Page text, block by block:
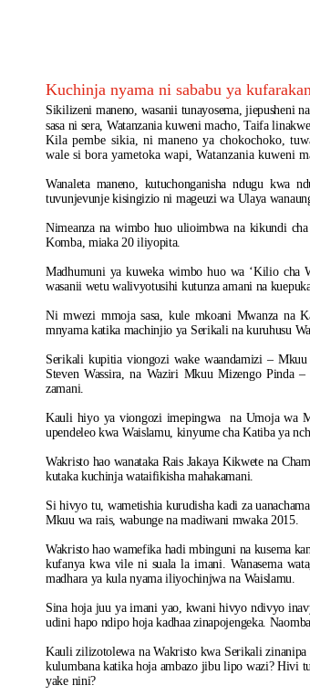
Kuchinja nyama ni sababu ya
Sikilizeni maneno, wasanii tunayosema, jiepusheni
sasa ni sera, Watanzania kuweni macho, Taifa
Kila pembe sikia, ni maneno ya chokochoko,
wale si bora yametoka wapi, Watanzania kuweni
Wanaleta maneno, kutuchonganisha ndugu kwa
tuvunjevunje kisingizio ni mageuzi wa Ulaya
Nimeanza na wimbo huo ulioimbwa na kikundi
Komba, miaka 20 iliyopita.
Madhumuni ya kuweka wimbo huo wa ‘Kilio cha
wasanii wetu walivyotusihi kutunza amani na
Ni mwezi mmoja sasa, kule mkoani Mwanza na
mnyama katika machinjio ya Serikali na kuruhusu
Serikali kupitia viongozi wake waandamizi –
Steven Wassira, na Waziri Mkuu Mizengo Pinda
zamani.
Kauli hiyo ya viongozi imepingwa na Umoja wa
upendeleo kwa Waislamu, kinyume cha Katiba ya
Wakristo hao wanataka Rais Jakaya Kikwete na
kutaka kuchinja wataifikisha mahakamani.
Si hivyo tu, wametishia kurudisha kadi za
Mkuu wa rais, wabunge na madiwani mwaka 2015.
Wakristo hao wamefika hadi mbinguni na kusema
kufanya kwa vile ni suala la imani. Wanasema
madhara ya kula nyama iliyochinjwa na Waislamu.
Sina hoja juu ya imani yao, kwani hivyo ndivyo
udini hapo ndipo hoja kadhaa zinapojengeka.
Kauli zilizotolewa na Wakristo kwa Serikali zinanipa
kulumbana katika hoja ambazo jibu lipo wazi? Hivi
yake nini?